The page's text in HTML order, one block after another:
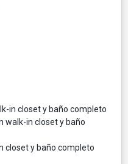
in closet y baño completo
walk-in closet y baño
closet y baño completo